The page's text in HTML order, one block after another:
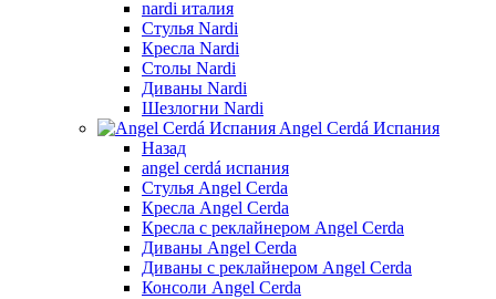
nardi италия
Стулья Nardi
Кресла Nardi
Столы Nardi
Диваны Nardi
Шезлогни Nardi
Angel Cerdá Испания
Назад
angel cerdá испания
Стулья Angel Cerda
Кресла Angel Cerda
Кресла с реклайнером Angel Cerda
Диваны Angel Cerda
Диваны с реклайнером Angel Cerda
Консоли Angel Cerda